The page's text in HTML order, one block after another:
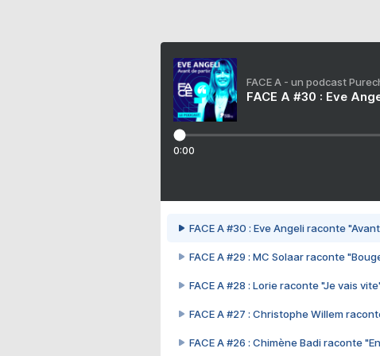
FACE A - un podcast
FACE A #30 : Eve
0:00
FACE A #30 : Eve Angeli raconte
FACE A #29 : MC Solaar raconte
FACE A #28 : Lorie raconte "Je vais
FACE A #27 : Christophe Willem
FACE A #26 : Chimène Badi raconte